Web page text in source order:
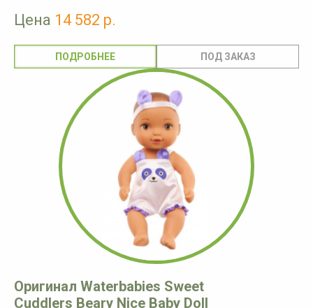
Цена 14 582 р.
ПОДРОБНЕЕ
Оригинал Waterbabies Sweet
Cuddlers Beary Nice Baby Doll